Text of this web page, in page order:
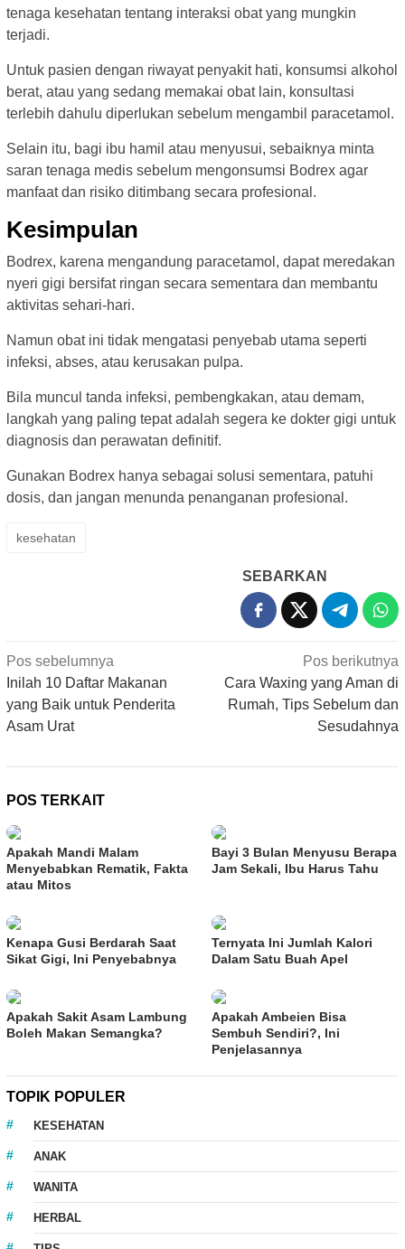
tenaga kesehatan tentang interaksi obat yang mungkin
terjadi.
Untuk pasien dengan riwayat penyakit hati, konsumsi alkohol
berat, atau yang sedang memakai obat lain, konsultasi
terlebih dahulu diperlukan sebelum mengambil paracetamol.
Selain itu, bagi ibu hamil atau menyusui, sebaiknya minta
saran tenaga medis sebelum mengonsumsi Bodrex agar
manfaat dan risiko ditimbang secara profesional.
Kesimpulan
Bodrex, karena mengandung paracetamol, dapat meredakan
nyeri gigi bersifat ringan secara sementara dan membantu
aktivitas sehari-hari.
Namun obat ini tidak mengatasi penyebab utama seperti
infeksi, abses, atau kerusakan pulpa.
Bila muncul tanda infeksi, pembengkakan, atau demam,
langkah yang paling tepat adalah segera ke dokter gigi untuk
diagnosis dan perawatan definitif.
Gunakan Bodrex hanya sebagai solusi sementara, patuhi
dosis, dan jangan menunda penanganan profesional.
kesehatan
SEBARKAN
Navigasi
pos
Pos sebelumnya
Inilah 10 Daftar Makanan
yang Baik untuk Penderita
Asam Urat
Pos berikutnya
Cara Waxing yang Aman di
Rumah, Tips Sebelum dan
Sesudahnya
POS TERKAIT
Apakah Mandi Malam
Menyebabkan Rematik, Fakta
atau Mitos
Bayi 3 Bulan Menyusu Berapa
Jam Sekali, Ibu Harus Tahu
Kenapa Gusi Berdarah Saat
Sikat Gigi, Ini Penyebabnya
Ternyata Ini Jumlah Kalori
Dalam Satu Buah Apel
Apakah Sakit Asam Lambung
Boleh Makan Semangka?
Apakah Ambeien Bisa
Sembuh Sendiri?, Ini
Penjelasannya
TOPIK POPULER
KESEHATAN
ANAK
WANITA
HERBAL